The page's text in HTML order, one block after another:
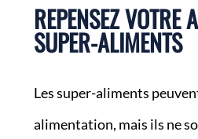
REPENSEZ VOTRE
SUPER-ALIMENTS
Les super-aliments
alimentation, mais ils ne